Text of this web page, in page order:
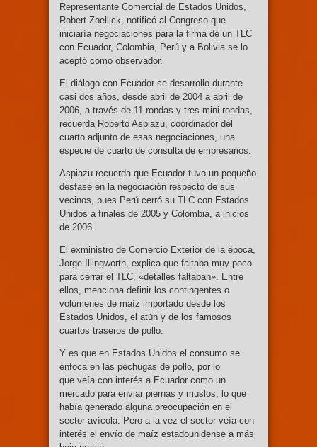
Representante Comercial de Estados Unidos,
Robert Zoellick, notificó al Congreso que
iniciaría negociaciones para la firma de un TLC
con Ecuador, Colombia, Perú y a Bolivia se lo
aceptó como observador.
El diálogo con Ecuador se desarrollo durante
casi dos años, desde abril de 2004 a abril de
2006, a través de 11 rondas y tres mini rondas,
recuerda Roberto Aspiazu, coordinador del
cuarto adjunto de esas negociaciones, una
especie de cuarto de consulta de empresarios.
Aspiazu recuerda que Ecuador tuvo un pequeño
desfase en la negociación respecto de sus
vecinos, pues Perú cerró su TLC con Estados
Unidos a finales de 2005 y Colombia, a inicios
de 2006.
El exministro de Comercio Exterior de la época,
Jorge Illingworth, explica que faltaba muy poco
para cerrar el TLC, «detalles faltaban». Entre
ellos, menciona definir los contingentes o
volúmenes de maíz importado desde los
Estados Unidos, el atún y de los famosos
cuartos traseros de pollo.
Y es que en Estados Unidos el consumo se
enfoca en las pechugas de pollo, por lo
que veía con interés a Ecuador como un
mercado para enviar piernas y muslos, lo que
había generado alguna preocupación en el
sector avícola. Pero a la vez el sector veía con
interés el envío de maíz estadounidense a más